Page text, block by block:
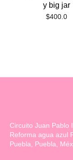
y big jar
$400.0
Circuito Juan Pablo
Reforma agua azul
Puebla, Puebla,